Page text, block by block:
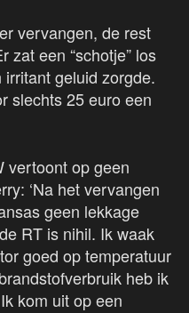
vervangen, de rest
zat een “schotje” los
geluid zorgde.
slechts 25 euro een
vertoont op geen
‘Na het vervangen
geen lekkage
RT is nihil. Ik waak
goed op temperatuur
heb ik
kom uit op een